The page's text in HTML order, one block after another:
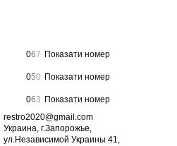
067 Показати номер
050 Показати номер
063 Показати номер
restro2020@gmail.com
Украина, г.Запорожье,
ул.Независимой Украины 41,